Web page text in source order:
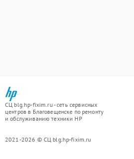
СЦ blg.hp-fixim.ru - сеть сервисных
центров в Благовещенске по ремонту
и обслуживанию техники HP
2021-2026 © СЦ blg.hp-fixim.ru